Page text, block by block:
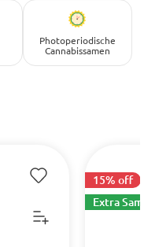
Photoperiodische
Cannabissamen
15% off
Extra